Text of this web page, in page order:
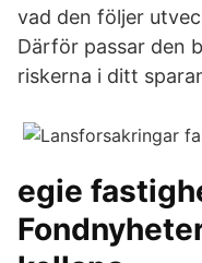
vad den följer
Därför passar den
riskerna i ditt
egie